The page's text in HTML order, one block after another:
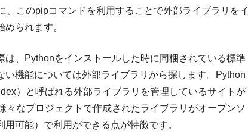
、このpipコマンドを利用することで外部ライブラリをイ
られます。
は、Pythonをインストールした時に同梱されている標準
い機能については外部ライブラリから探します。Python
）と呼ばれる外部ライブラリを管理しているサイトが
々なプロジェクトで作成されたライブラリがオープンソ
可能）で利用ができる点が特徴です。